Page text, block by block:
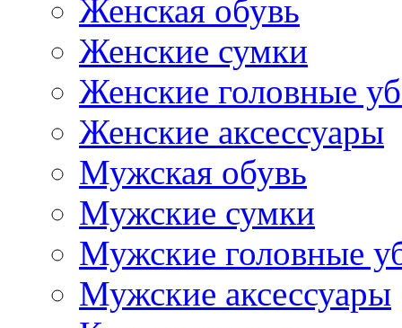
Женская обувь
Женские сумки
Женские головные
Женские аксессуары
Мужская обувь
Мужские сумки
Мужские головные
Мужские аксессуары